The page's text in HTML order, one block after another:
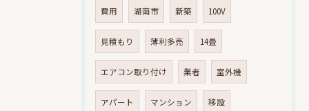
費用 湖南市 新築 100V
見積もり 薄利多売 14畳
エアコン取り付け 業者 室外機
アパート マンション 移設